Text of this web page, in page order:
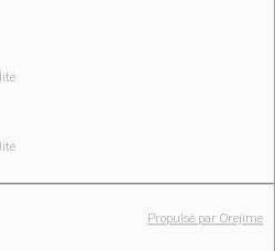
Propulsé par Orejime
FM. Suivez l'actualité du
Gilles et ses chroniqueurs